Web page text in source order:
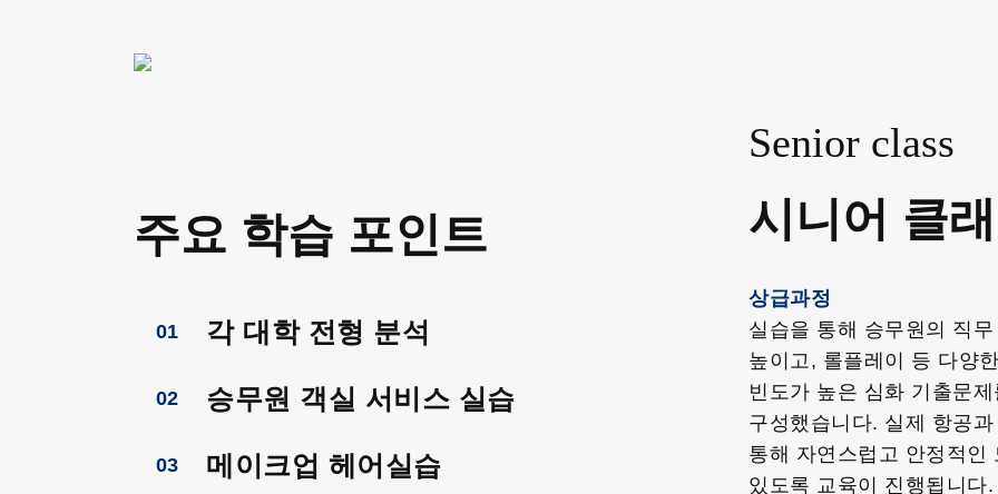
Senior class
시니어 클
상급과정
실습을 통해 승무원의 직
높이고, 롤플레이 등 다양
빈도가 높은 심화 기출문
구성했습니다. 실제 항공
통해 자연스럽고 안정적인
있도록 교육이 진행됩니다.
주요 학습 포인트
01 각 대학 전형 분석
02 승무원 객실 서비스 실습
03 메이크업 헤어실습